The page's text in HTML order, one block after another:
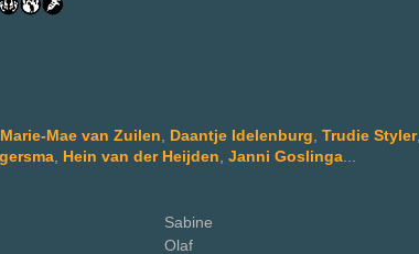
Marie-Mae van Zuilen Daantje Idelenburg Trudie Styler,
Hein van der Heijden Janni Goslinga
Sabine
Olaf